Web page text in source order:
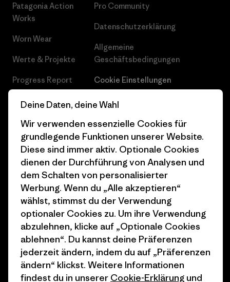
Patagonia Action
Works
Worn Wear
Werte & Projekte
Progress Report
Business Unusual
Klimaziele
1% For The Planet
Wie wir finanzieren
Geschenkgutscheine
Stores in deiner
Nähe
Pro Community
Datenschutzerklärung
Allgemeine
Geschäftsbedingungen
Cookie Einstellungen
Karriere
Pressekontakt
Industry program
Affiliate-Programm
Patagonia Deutschland
Seitenverzeichnis
Deine Daten, deine Wahl
Wir verwenden essenzielle Cookies für
grundlegende Funktionen unserer Website.
Diese sind immer aktiv. Optionale Cookies
dienen der Durchführung von Analysen und
dem Schalten von personalisierter
Werbung. Wenn du „Alle akzeptieren“
wählst, stimmst du der Verwendung
optionaler Cookies zu. Um ihre Verwendung
abzulehnen, klicke auf „Optionale Cookies
ablehnen“. Du kannst deine Präferenzen
jederzeit ändern, indem du auf „Präferenzen
ändern“ klickst. Weitere Informationen
findest du in unserer Cookie-Erklärung und